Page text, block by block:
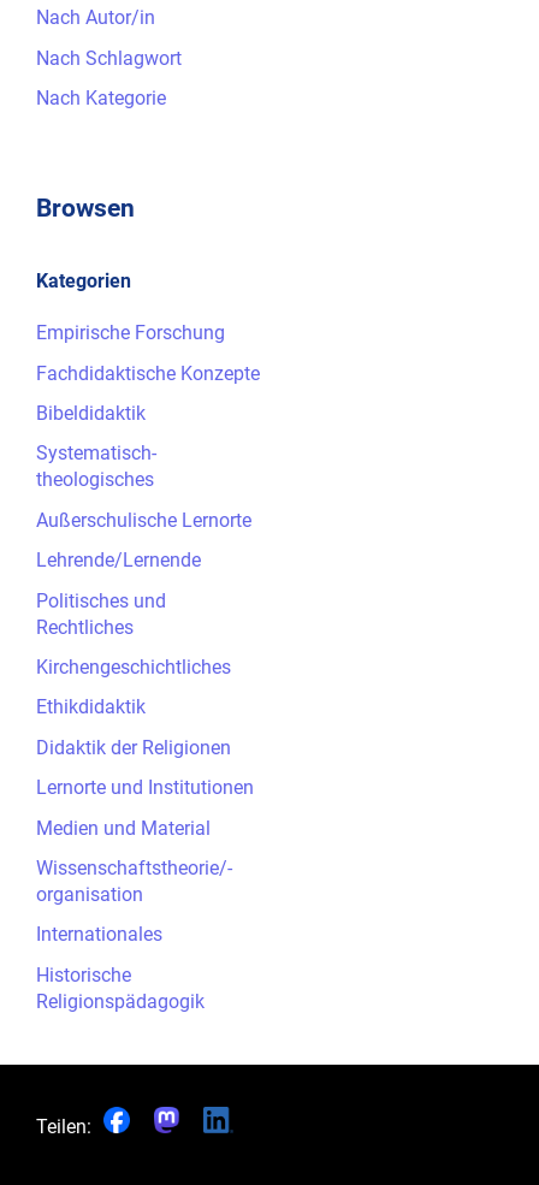
Nach Autor/in
Nach Schlagwort
Nach Kategorie
Browsen
Kategorien
Empirische Forschung
Fachdidaktische Konzepte
Bibeldidaktik
Systematisch-
theologisches
Außerschulische Lernorte
Lehrende/Lernende
Politisches und
Rechtliches
Kirchengeschichtliches
Ethikdidaktik
Didaktik der Religionen
Lernorte und Institutionen
Medien und Material
Wissenschaftstheorie/-
organisation
Internationales
Historische
Religionspädagogik
Teilen: